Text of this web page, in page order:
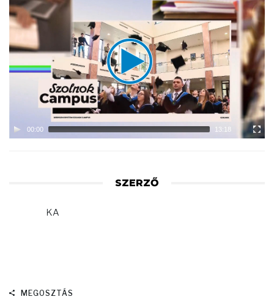
Player
00:00 13:18
SZERZŐ
KA
MEGOSZTÁS